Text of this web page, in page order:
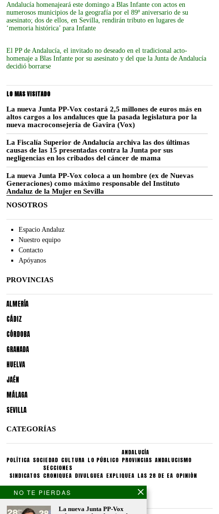
Andalucía homenajeará este domingo a Blas Infante con actos en
numerosos municipios de la geografía por el 89º aniversario de su
asesinato; dos de ellos, en Sevilla, rendirán tributo en lugares de
‘memoria histórica’ para Infante
El PP de Andalucía, el invitado no deseado en el tradicional acto-
homenaje a Blas Infante por su asesinato y del que la Junta de Andalucía
decidió borrarse
LO MAS VISITADO
La nueva Junta PP-Vox costará 2,5 millones de euros más en
altos cargos a los andaluces que la pasada legislatura por la
nueva macroconsejería de Gavira (Vox)
La Fiscalía Superior de Andalucía archiva las dos últimas
causas de las 15 presentadas contra la Junta por sus
negligencias en los cribados del cáncer de mama
La nueva Junta PP-Vox coloca a un hombre (ex de Nuevas
Generaciones) como máximo responsable del Instituto
Andaluz de la Mujer en Sevilla
NOSOTROS
Espacio Andaluz
Nuestro equipo
Contacto
Apóyanos
PROVINCIAS
ALMERÍA
CÁDIZ
CÓRDOBA
GRANADA
HUELVA
JAÉN
MÁLAGA
SEVILLA
CATEGORÍAS
POLÍTICA SOCIEDAD CULTURA LO PÚBLICO
ANDALUCÍA
PROVINCIAS ANDALUCISMO
SINDICATOS
SECCIONES
CRONIQUEA DIVULGUEA EXPLIQUEA LAS 28 DE EA OPINIÓN
CONDICIONES LEGALES
NO TE PIERDAS
La nueva Junta PP-Vox